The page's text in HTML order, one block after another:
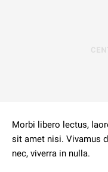
Morbi libero lectus,
sit amet nisi. Vivamus
nec, viverra in nulla.